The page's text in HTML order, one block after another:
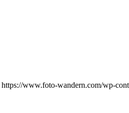
https://www.foto-wandern.com/wp-